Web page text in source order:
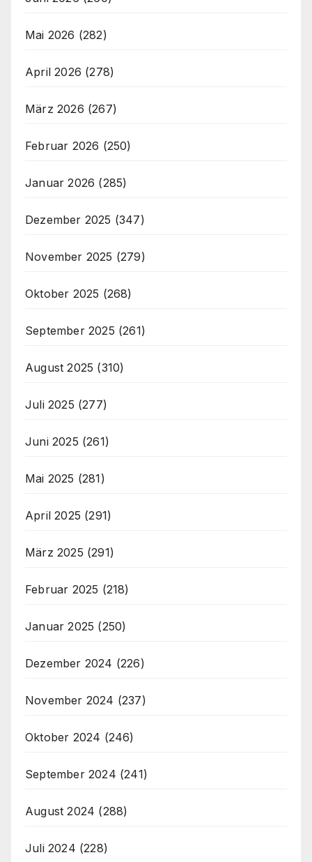
Mai 2026 (282)
April 2026 (278)
März 2026 (267)
Februar 2026 (250)
Januar 2026 (285)
Dezember 2025 (347)
November 2025 (279)
Oktober 2025 (268)
September 2025 (261)
August 2025 (310)
Juli 2025 (277)
Juni 2025 (261)
Mai 2025 (281)
April 2025 (291)
März 2025 (291)
Februar 2025 (218)
Januar 2025 (250)
Dezember 2024 (226)
November 2024 (237)
Oktober 2024 (246)
September 2024 (241)
August 2024 (288)
Juli 2024 (228)